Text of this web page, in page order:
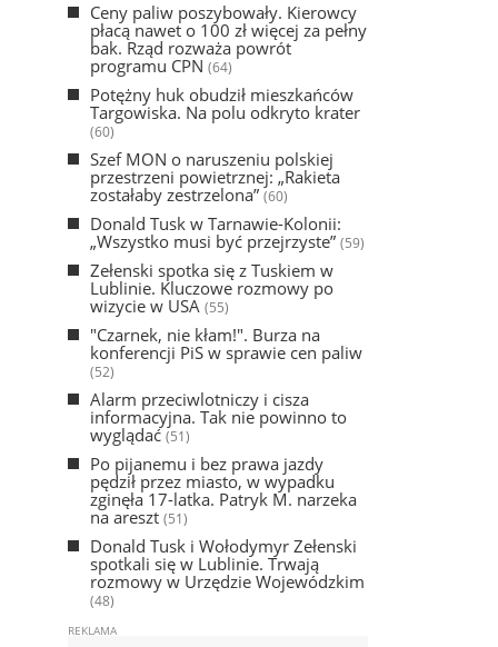
Ceny paliw poszybowały. Kierowcy
płacą nawet o 100 zł więcej za pełny
bak. Rząd rozważa powrót
programu CPN (64)
Potężny huk obudził mieszkańców
Targowiska. Na polu odkryto krater
(60)
Szef MON o naruszeniu polskiej
przestrzeni powietrznej: „Rakieta
zostałaby zestrzelona” (60)
Donald Tusk w Tarnawie-Kolonii:
„Wszystko musi być przejrzyste” (59)
Zełenski spotka się z Tuskiem w
Lublinie. Kluczowe rozmowy po
wizycie w USA (55)
"Czarnek, nie kłam!". Burza na
konferencji PiS w sprawie cen paliw
(52)
Alarm przeciwlotniczy i cisza
informacyjna. Tak nie powinno to
wyglądać(51)
Po pijanemu i bez prawa jazdy
pędził przez miasto, w wypadku
zginęła 17-latka. Patryk M. narzeka
na areszt (51)
Donald Tusk i Wołodymyr Zełenski
spotkali się w Lublinie. Trwają
rozmowy w Urzędzie Wojewódzkim
(48)